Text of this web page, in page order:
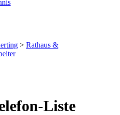
> Rathaus &
Liste